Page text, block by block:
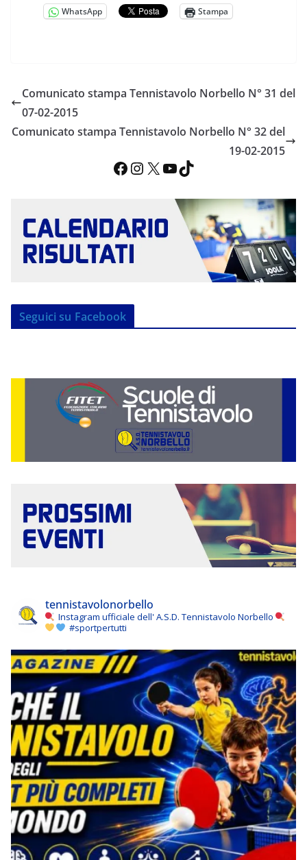
WhatsApp Stampa
Comunicato stampa Tennistavolo Norbello N° 31 del
07-02-2015
Comunicato stampa Tennistavolo Norbello N° 32 del
19-02-2015
Facebook InstagramX YouTube TikTok
Seguici su Facebook
tennistavolonorbello
Instagram ufficiale dell' A.S.D. Tennistavolo Norbello
#sportpertutti